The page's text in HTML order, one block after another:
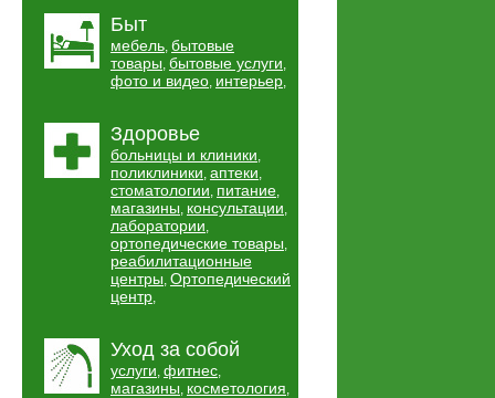
Быт
мебель, бытовые
товары, бытовые услуги,
фото и видео, интерьер,
Здоровье
больницы и клиники,
поликлиники, аптеки,
стоматологии, питание,
магазины, консультации,
лаборатории,
ортопедические товары,
реабилитационные
центры, Ортопедический
центр,
Уход за собой
услуги, фитнес,
магазины, косметология,